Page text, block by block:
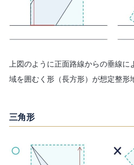
上図のように正面路線からの垂線
域を囲むく形（長方形）が想定整形
三角形